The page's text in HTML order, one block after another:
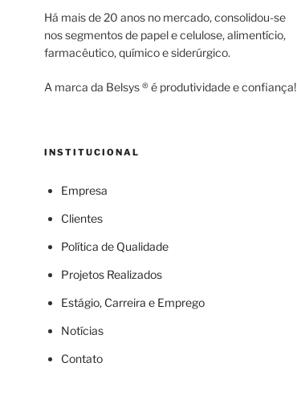
Há mais de 20 anos no mercado, consolidou-se
nos segmentos de papel e celulose, alimentício,
farmacêutico, químico e siderúrgico.
A marca da Belsys ® é produtividade e confiança!
INSTITUCIONAL
Empresa
Clientes
Política de Qualidade
Projetos Realizados
Estágio, Carreira e Emprego
Notícias
Contato